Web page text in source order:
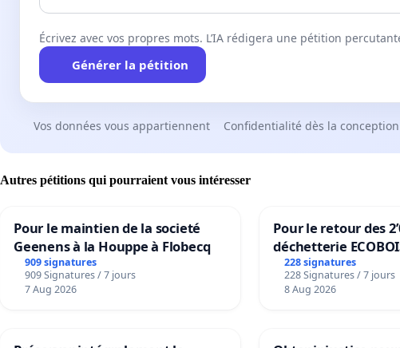
Écrivez avec vos propres mots. L’IA rédigera une pétition
Générer la pétition
Vos données vous appartiennent Confidentialité dès la conception
Autres pétitions qui pourraient vous intéresser
Pour le maintien de la societé
Geenens à la Houppe à Flobecq
909 signatures
909 Signatures / 7 jours
7 Aug 2026
Pour le retour des
déchetterie
228 signatures
228 Signatures / 7 jours
8 Aug 2026